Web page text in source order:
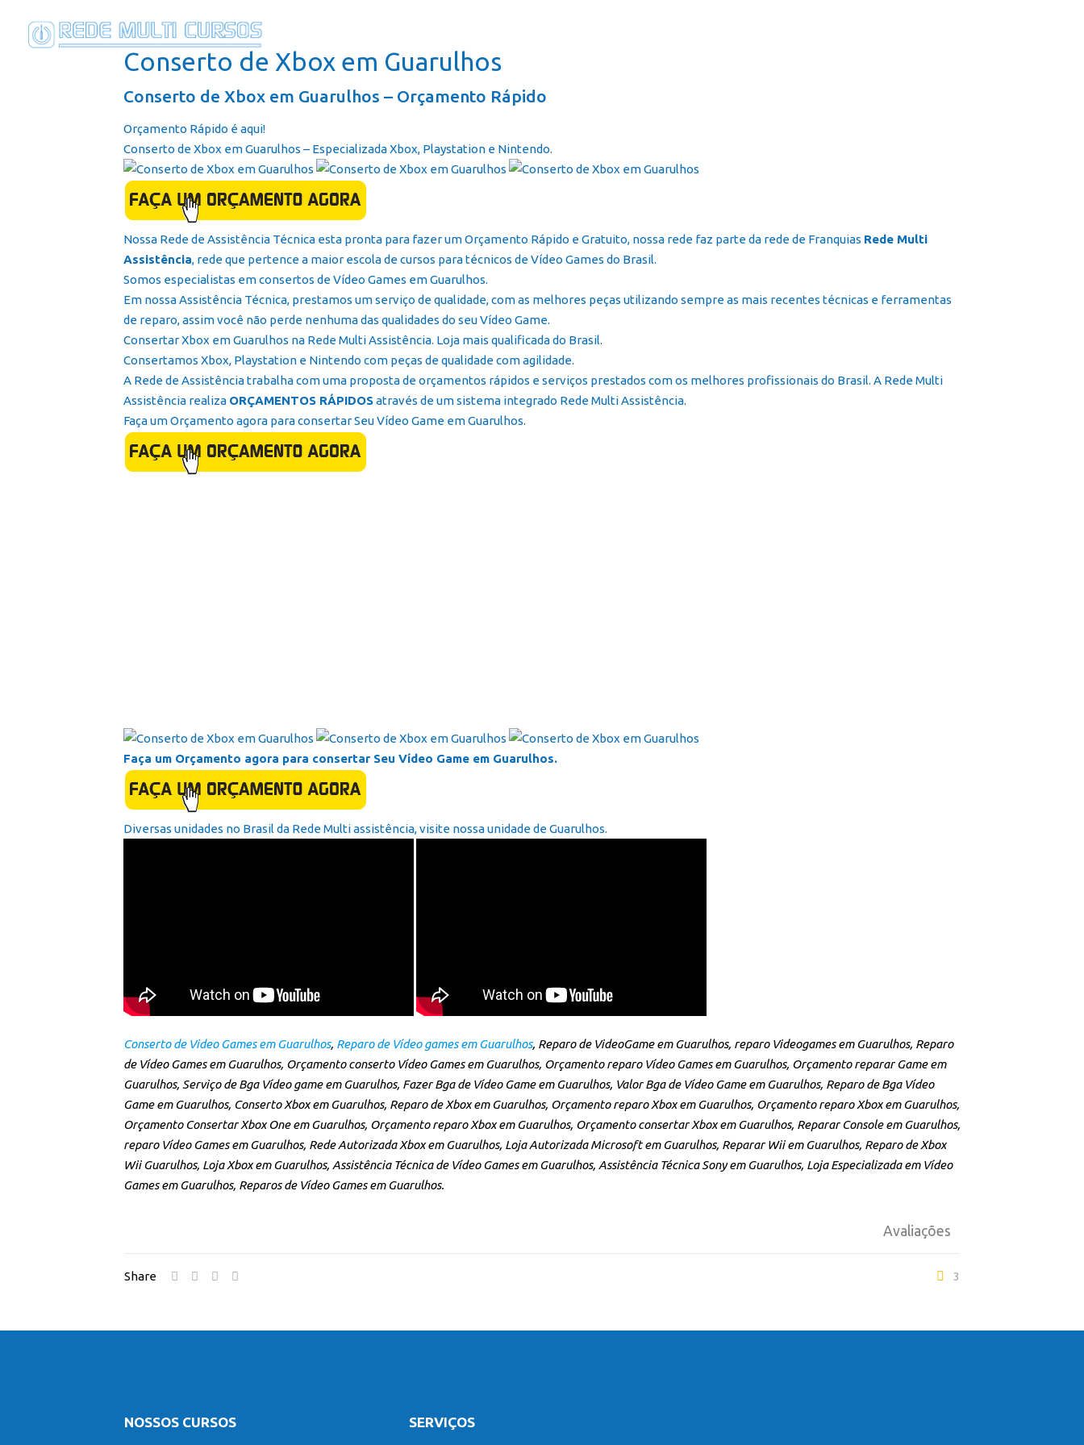
Conserto de Xbox em Guarulhos
Conserto de Xbox em Guarulhos – Orçamento Rápido
Orçamento Rápido é aqui!
Conserto de Xbox em Guarulhos – Especializada Xbox, Playstation e Nintendo.
Nossa Rede de Assistência Técnica esta pronta para fazer um Orçamento Rápido e Gratuito, nossa rede faz parte da rede de Franquias Rede Multi
Assistência, rede que pertence a maior escola de cursos para técnicos de Vídeo Games do Brasil.
Somos especialistas em consertos de Vídeo Games em Guarulhos.
Em nossa Assistência Técnica, prestamos um serviço de qualidade, com as melhores peças utilizando sempre as mais recentes técnicas e ferramentas
de reparo, assim você não perde nenhuma das qualidades do seu Vídeo Game.
Consertar Xbox em Guarulhos na Rede Multi Assistência. Loja mais qualificada do Brasil.
Consertamos Xbox, Playstation e Nintendo com peças de qualidade com agilidade.
A Rede de Assistência trabalha com uma proposta de orçamentos rápidos e serviços prestados com os melhores profissionais do Brasil. A Rede Multi
Assistência realiza ORÇAMENTOS RÁPIDOSatravés de um sistema integrado Rede Multi Assistência.
Faça um Orçamento agora para consertar Seu Vídeo Game em Guarulhos.
Faça um Orçamento agora para consertar Seu Vídeo Game em Guarulhos.
Diversas unidades no Brasil da Rede Multi assistência, visite nossa unidade de Guarulhos.
Conserto de Video Games em Guarulhos, Reparo de Vídeo games em Guarulhos, Reparo de VideoGame em Guarulhos, reparo Videogames em Guarulhos, Reparo
de Vídeo Games em Guarulhos, Orçamento conserto Vídeo Games em Guarulhos, Orçamento reparo Vídeo Games em Guarulhos, Orçamento reparar Game em
Guarulhos, Serviço de Bga Vídeo game em Guarulhos, Fazer Bga de Vídeo Game em Guarulhos, Valor Bga de Vídeo Game em Guarulhos, Reparo de Bga Vídeo
Game em Guarulhos, Conserto Xbox em Guarulhos, Reparo de Xbox em Guarulhos, Orçamento reparo Xbox em Guarulhos, Orçamento reparo Xbox em Guarulhos,
Orçamento Consertar Xbox One em Guarulhos, Orçamento reparo Xbox em Guarulhos, Orçamento consertar Xbox em Guarulhos, Reparar Console em Guarulhos,
reparo Vídeo Games em Guarulhos, Rede Autorizada Xbox em Guarulhos, Loja Autorizada Microsoft em Guarulhos, Reparar Wii em Guarulhos, Reparo de Xbox
Wii Guarulhos, Loja Xbox em Guarulhos, Assistência Técnica de Vídeo Games em Guarulhos, Assistência Técnica Sony em Guarulhos, Loja Especializada em Vídeo
Games em Guarulhos, Reparos de Vídeo Games em Guarulhos.
Avaliações
Share 3
NOSSOS CURSOS SERVIÇOS